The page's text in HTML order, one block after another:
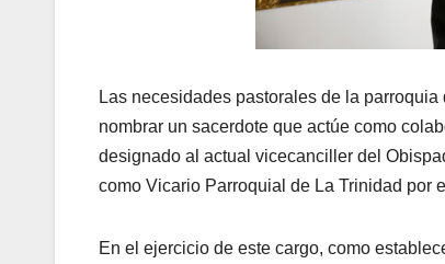
Las necesidades pastorales de la
nombrar un sacerdote que actúe como
designado al actual vicecanciller del
como Vicario Parroquial de La Trinidad por
En el ejercicio de este cargo, como